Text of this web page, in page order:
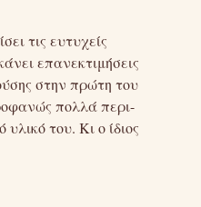
τις ευτυχείς
επανεκτιμήσεις
στην πρώτη του
πολλά περι-
του. Κι ο ίδιος